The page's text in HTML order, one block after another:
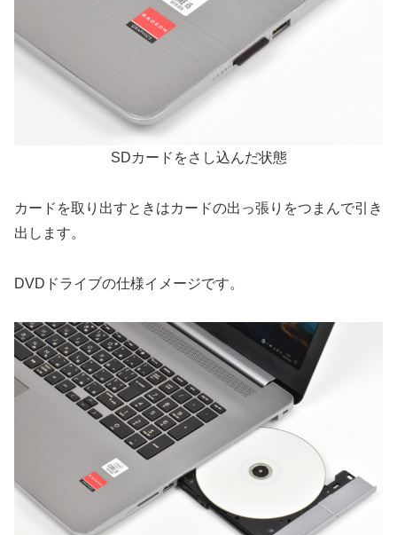
SDカードをさし込んだ状態
カードを取り出すときはカードの出っ張りをつまんで引き
出します。
DVDドライブの仕様イメージです。